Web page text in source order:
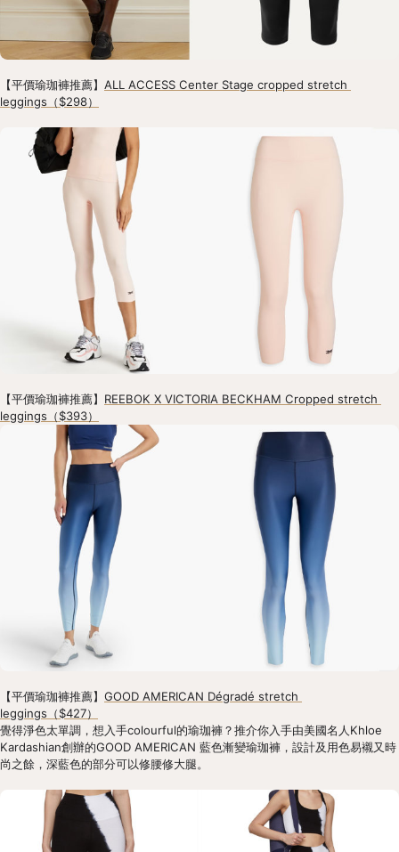
【平價瑜珈褲推薦】 ALL ACCESS Center Stage cropped stretch
leggings（$298）
【平價瑜珈褲推薦】 REEBOK X VICTORIA BECKHAM Cropped stretch
leggings（$393）
【平價瑜珈褲推薦】 GOOD AMERICAN Dégradé stretch
leggings（$427）
覺得淨色太單調，想入手colourful的瑜珈褲？推介你入手由美國名人Khloe
Kardashian創辦的GOOD AMERICAN 藍色漸變瑜珈褲，設計及用色易襯又時
尚之餘，深藍色的部分可以修腰修大腿。